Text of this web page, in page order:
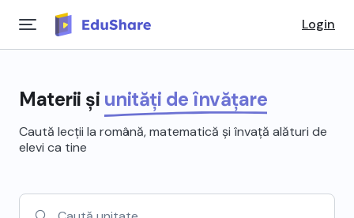
Login
Materii și unități de învățare
Caută lecții la română, matematică și învață alături de
elevi ca tine